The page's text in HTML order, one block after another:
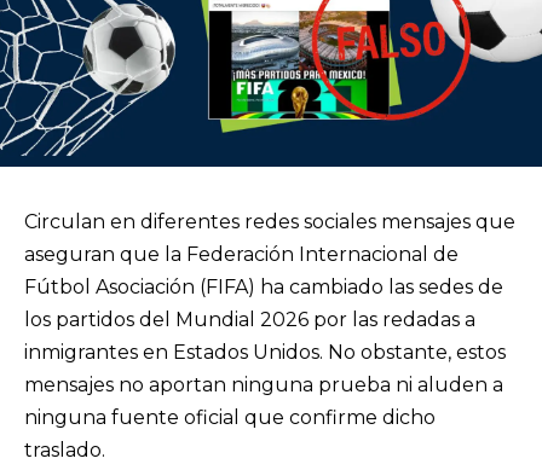
Circulan en diferentes redes sociales mensajes que
aseguran que la Federación Internacional de
Fútbol Asociación (FIFA) ha cambiado las sedes de
los partidos del Mundial 2026 por las redadas a
inmigrantes en Estados Unidos. No obstante, estos
mensajes no aportan ninguna prueba ni aluden a
ninguna fuente oficial que confirme dicho
traslado.